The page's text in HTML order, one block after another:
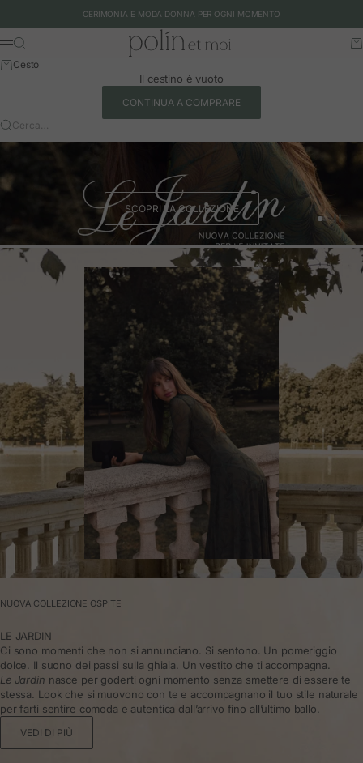
CERIMONIA E MODA DONNA PER OGNI MOMENTO
Polín et moi - EU
Menu
Cerca
Cesto
Il cestino è vuoto
CONTINUA A COMPRARE
Cerca…
SCOPRI LA COLLEZIONE
Vai
Vai
NUOVA COLLEZIONE OSPITE
LE JARDIN
Ci sono momenti che non si annunciano. Si sentono. Un pomeriggio
dolce. Il suono dei passi sulla ghiaia. Un vestito che ti accompagna.
Le Jardin nasce per goderti ogni momento senza smettere di essere te
stessa. Look che si muovono con te e accompagnano il tuo stile naturale
per farti sentire comoda e autentica dall’arrivo fino all’ultimo ballo.
VEDI DI PIÙ